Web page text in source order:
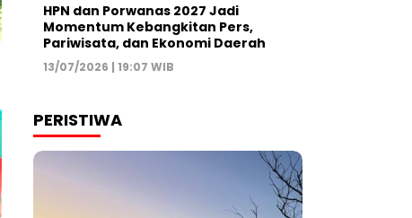
HPN dan Porwanas 2027 Jadi
Momentum Kebangkitan Pers,
Pariwisata, dan Ekonomi Daerah
13/07/2026 | 19:07 WIB
PERISTIWA